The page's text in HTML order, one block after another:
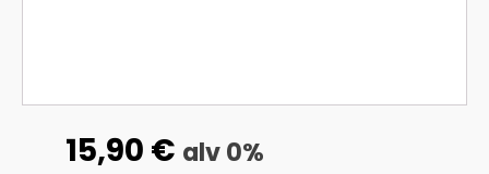
15,90 € alv 0%